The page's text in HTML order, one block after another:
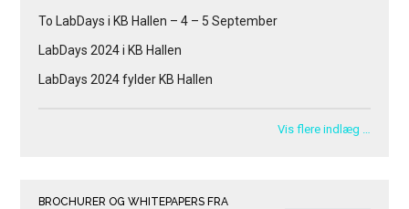
To LabDays i KB Hallen – 4 – 5 September
LabDays 2024 i KB Hallen
LabDays 2024 fylder KB Hallen
Vis flere indlæg …
BROCHURER OG WHITEPAPERS FRA